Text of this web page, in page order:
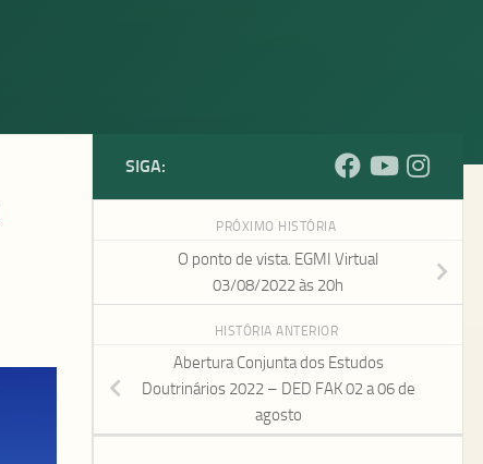
SIGA:
PRÓXIMO HISTÓRIA
O ponto de vista. EGMI Virtual
03/08/2022 às 20h
HISTÓRIA ANTERIOR
Abertura Conjunta dos Estudos
Doutrinários 2022 – DED FAK 02 a 06 de
agosto